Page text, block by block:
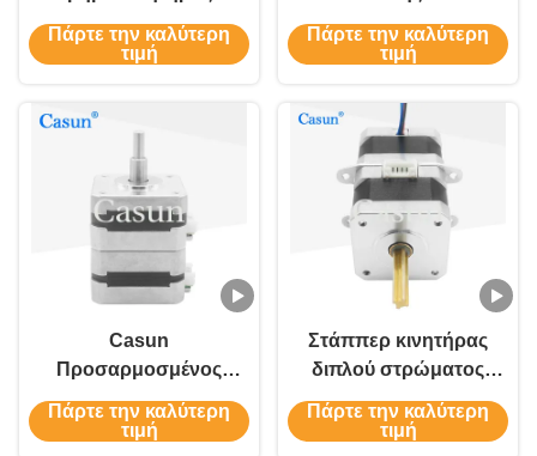
150mN.M 8 V
πολυεπίπεδο Για
Πάρτε την καλύτερη
τιμή
βήμα κινητήρας 150m.N
για βιομηχανικό ρομπότ
Πάρτε την καλύτερη
τιμή
Casun
Προσαρμοσμένος
διπλά στρώμα βήμα
κινητήρα 1,8 ° βαθμός
Πάρτε την καλύτερη
τιμή
Στάππερ κινητήρας
διπλού στρώματος
στοιβαγμένος 0.45A
110mN.m Στάππερ
Πάρτε την καλύτερη
τιμή